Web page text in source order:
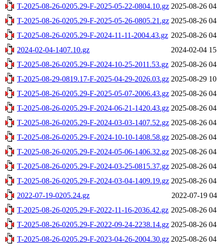
T-2025-08-26-0205.29-F-2025-05-22-0804.10.gz 2025-08-26
T-2025-08-26-0205.29-F-2025-05-26-0805.21.gz 2025-08-26
T-2025-08-26-0205.29-F-2024-11-11-2004.43.gz 2025-08-26
2024-02-04-1407.10.gz
2024-02-04
T-2025-08-26-0205.29-F-2024-10-25-2011.53.gz 2025-08-26
T-2025-08-29-0819.17-F-2025-04-29-2026.03.gz 2025-08-29
T-2025-08-26-0205.29-F-2025-05-07-2006.43.gz 2025-08-26
T-2025-08-26-0205.29-F-2024-06-21-1420.43.gz 2025-08-26
T-2025-08-26-0205.29-F-2024-03-03-1407.52.gz 2025-08-26
T-2025-08-26-0205.29-F-2024-10-10-1408.58.gz 2025-08-26
T-2025-08-26-0205.29-F-2024-05-06-1406.32.gz 2025-08-26
T-2025-08-26-0205.29-F-2024-03-25-0815.37.gz 2025-08-26
T-2025-08-26-0205.29-F-2024-03-04-1409.19.gz 2025-08-26
2022-07-19-0205.24.gz
2022-07-19
T-2025-08-26-0205.29-F-2022-11-16-2036.42.gz 2025-08-26
T-2025-08-26-0205.29-F-2022-09-24-2238.14.gz 2025-08-26
T-2025-08-26-0205.29-F-2023-04-26-2004.30.gz 2025-08-26